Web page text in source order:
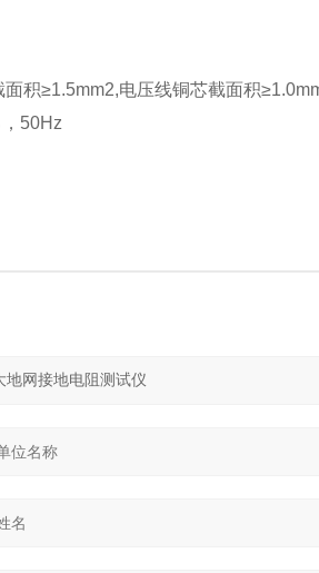
积≥1.5mm2,电压线铜芯截面积
50Hz